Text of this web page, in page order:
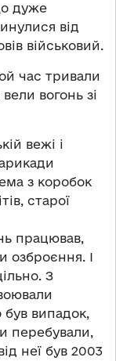
дуже
від
військовий.
час тривали
вогонь зі
вежі і
з коробок
старої
працював,
озброєння. І
З
був випадок,
перебували,
неї був 2003